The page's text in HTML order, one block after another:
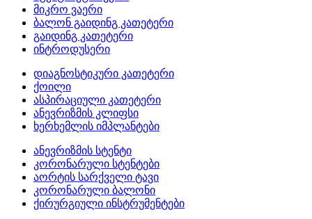
მიკრო ვაერი
ბალონ გაიდინგ კათეტერი
გაიდინგ კათეტერი
ინტროდუსერი
დიაგნოსტიკური კათეტერი
ქოილი
ასპირაციული კათეტერი
ანევრიზმის კლიფსი
ხერხემლის იმპლანტები
ანევრიზმის სტენტი
კორონარული სტენტები
აორტის სარქველი ტავი
კორონარული ბალონი
ქირურგიული ინსტრუმენტები